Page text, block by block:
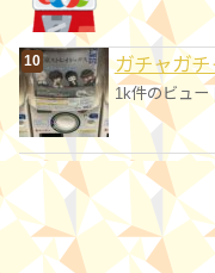
ガチャガ
1k件のビュー